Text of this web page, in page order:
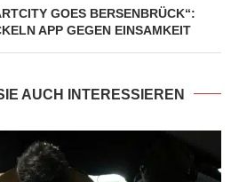
GOES BERSENBRÜCK“:
APP GEGEN EINSAMKEIT
AUCH INTERESSIEREN